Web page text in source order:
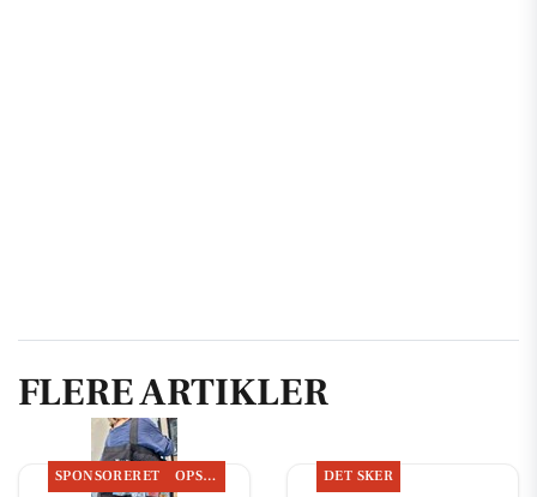
FLERE ARTIKLER
SPONSORERET OPSLAGSTAVLEN DET SKER